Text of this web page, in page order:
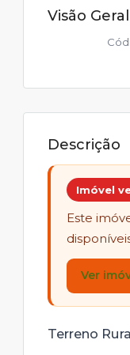
Visão Geral
Descrição
Imóvel
Este
Ver
Terreno